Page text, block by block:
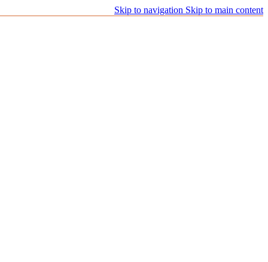
Skip to navigation Skip to main content